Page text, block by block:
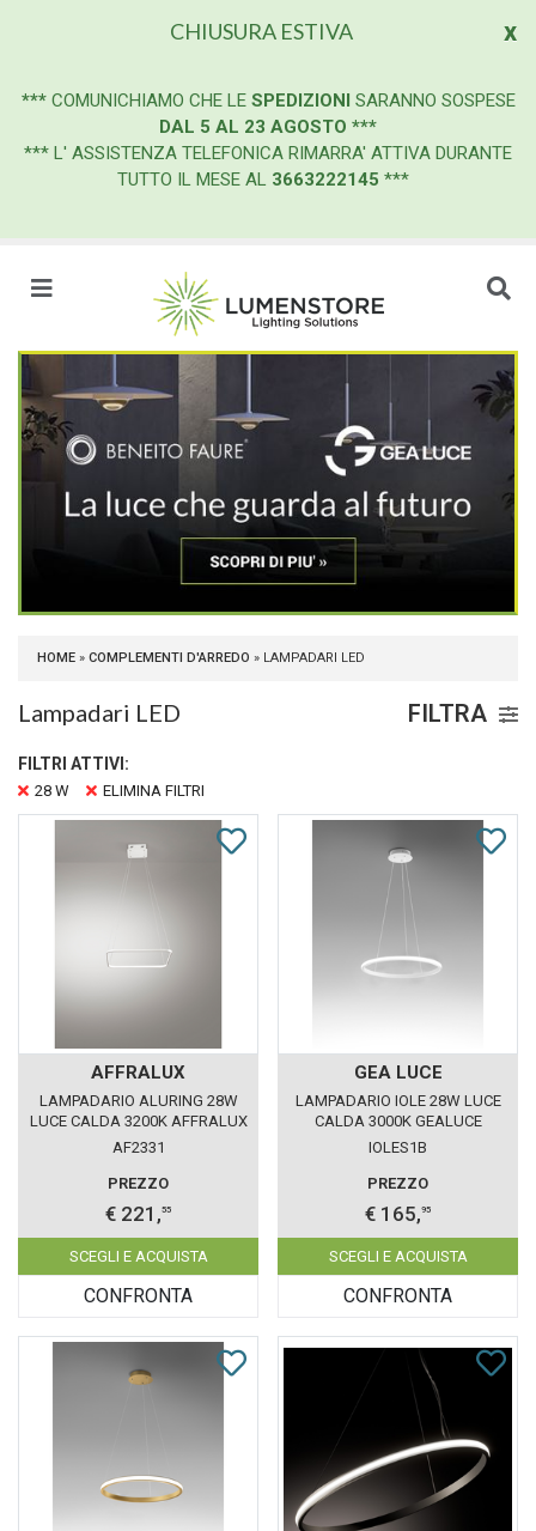
x
CHIUSURA ESTIVA
*** COMUNICHIAMO CHE LE SPEDIZIONI SARANNO SOSPESE
DAL 5 AL 23 AGOSTO ***
*** L' ASSISTENZA TELEFONICA RIMARRA' ATTIVA DURANTE
TUTTO IL MESE AL 3663222145 ***
HOME » COMPLEMENTI D'ARREDO » LAMPADARI LED
Lampadari LED FILTRA
FILTRI ATTIVI:
28 W ELIMINA FILTRI
AFFRALUX
LAMPADARIO ALURING 28W
LUCE CALDA 3200K AFFRALUX
QUADRATO PICCOLO
AF2331
PREZZO
€ 221,55
SCEGLI E ACQUISTA
CONFRONTA
GEA LUCE
LAMPADARIO IOLE 28W LUCE
CALDA 3000K GEALUCE
SINGOLO BIANCO
IOLES1B
PREZZO
€ 165,95
SCEGLI E ACQUISTA
CONFRONTA